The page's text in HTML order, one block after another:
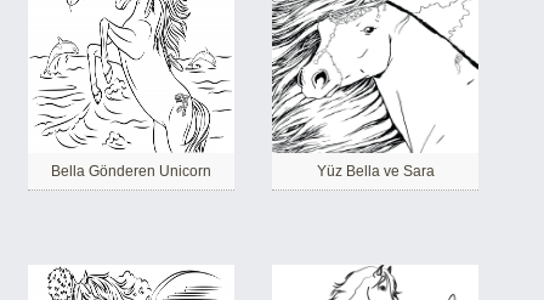
Bella Gönderen Unicorn Yüz Bella ve Sara